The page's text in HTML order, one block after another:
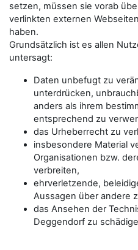
setzen, müssen sie vorab
verlinkten externen
haben.
Grundsätzlich ist es allen
untersagt:
Daten unbefugt zu
unterdrücken,
anders als ihrem
entsprechend zu
das Urheberrecht zu
insbesondere Material
Organisationen bzw.
verbreiten,
ehrverletzende,
Aussagen über andere
das Ansehen der
Deggendorf zu